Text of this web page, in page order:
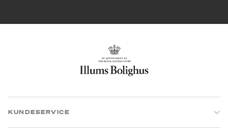
KUNDESERVICE